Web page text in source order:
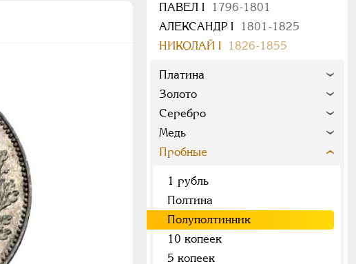
ПАВЕЛ I
1796-1801
АЛЕКСАНДР I
1801-1825
НИКОЛАЙ I
1826-1855
Платина
Золото
Серебро
Медь
Пробные
1 рубль
Полтина
Полуполтинник
10 копеек
5 копеек